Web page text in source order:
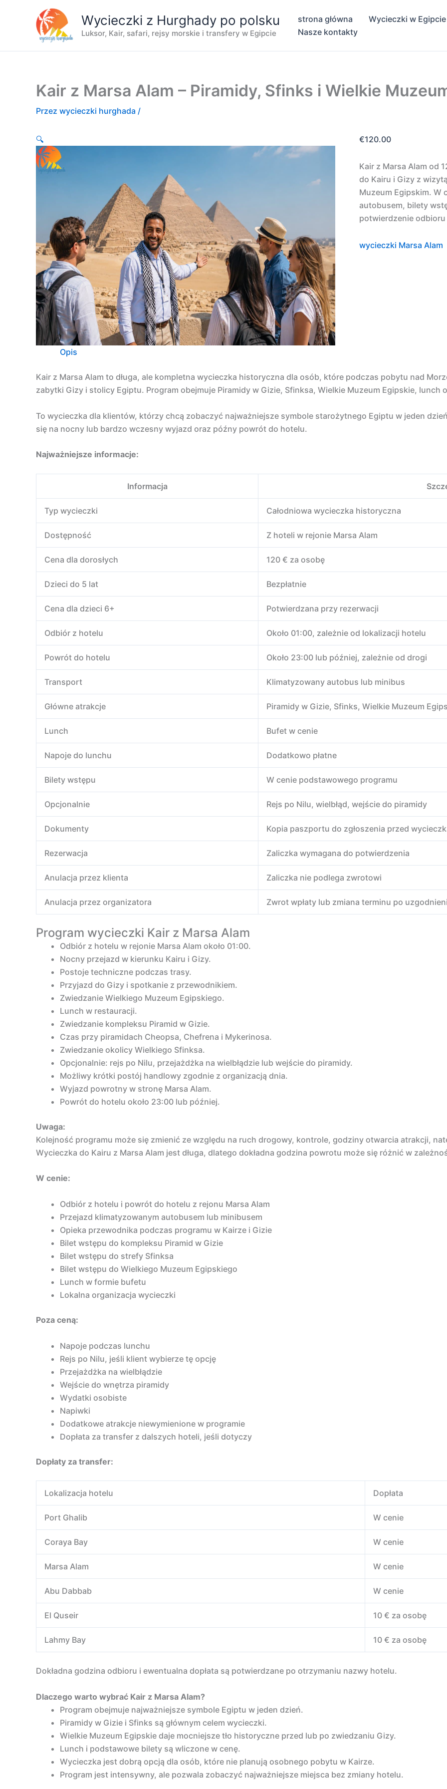
Wycieczki z Hurghady po polsku
Luksor, Kair, safari, rejsy morskie i transfery w Egipcie
strona główna
Wycieczki w Egipcie
Nasze kontakty
Kair z Marsa Alam – Piramidy, Sfinks i Wielkie
Przez wycieczki hurghada /
🔍 €120.00
Kair z Marsa Alam od
do Kairu i Gizy z
Muzeum Egipskim. W
autobusem, bilety
potwierdzenie
wycieczki Marsa Alam
Opis
Kair z Marsa Alam to długa, ale kompletna wycieczka historyczna dla osób, które podczas pobytu nad
zabytki Gizy i stolicy Egiptu. Program obejmuje Piramidy w Gizie, Sfinksa, Wielkie Muzeum Egipskie, lunch
To wycieczka dla klientów, którzy chcą zobaczyć najważniejsze symbole starożytnego Egiptu w jeden
się na nocny lub bardzo wczesny wyjazd oraz późny powrót do hotelu.
Najważniejsze informacje:
Informacja
Typ wycieczki Całodniowa wycieczka historyczna
Dostępność Z hoteli w rejonie Marsa Alam
Cena dla dorosłych 120 € za osobę
Dzieci do 5 lat Bezpłatnie
Cena dla dzieci 6+ Potwierdzana przy rezerwacji
Odbiór z hotelu Około 01:00, zależnie od lokalizacji hotelu
Powrót do hotelu Około 23:00 lub później, zależnie od drogi
Transport Klimatyzowany autobus lub minibus
Główne atrakcje Piramidy w Gizie, Sfinks, Wielkie Muzeum
Lunch Bufet w cenie
Napoje do lunchu Dodatkowo płatne
Bilety wstępu W cenie podstawowego programu
Opcjonalnie Rejs po Nilu, wielbłąd, wejście do piramidy
Dokumenty Kopia paszportu do zgłoszenia przed
Rezerwacja Zaliczka wymagana do potwierdzenia
Anulacja przez klienta Zaliczka nie podlega zwrotowi
Anulacja przez organizatora Zwrot wpłaty lub zmiana terminu po
Program wycieczki Kair z Marsa Alam
Odbiór z hotelu w rejonie Marsa Alam około 01:00.
Nocny przejazd w kierunku Kairu i Gizy.
Postoje techniczne podczas trasy.
Przyjazd do Gizy i spotkanie z przewodnikiem.
Zwiedzanie Wielkiego Muzeum Egipskiego.
Lunch w restauracji.
Zwiedzanie kompleksu Piramid w Gizie.
Czas przy piramidach Cheopsa, Chefrena i Mykerinosa.
Zwiedzanie okolicy Wielkiego Sfinksa.
Opcjonalnie: rejs po Nilu, przejażdżka na wielbłądzie lub wejście do piramidy.
Możliwy krótki postój handlowy zgodnie z organizacją dnia.
Wyjazd powrotny w stronę Marsa Alam.
Powrót do hotelu około 23:00 lub później.
Uwaga:
Kolejność programu może się zmienić ze względu na ruch drogowy, kontrole, godziny otwarcia atrakcji,
Wycieczka do Kairu z Marsa Alam jest długa, dlatego dokładna godzina powrotu może się różnić w
W cenie:
Odbiór z hotelu i powrót do hotelu z rejonu Marsa Alam
Przejazd klimatyzowanym autobusem lub minibusem
Opieka przewodnika podczas programu w Kairze i Gizie
Bilet wstępu do kompleksu Piramid w Gizie
Bilet wstępu do strefy Sfinksa
Bilet wstępu do Wielkiego Muzeum Egipskiego
Lunch w formie bufetu
Lokalna organizacja wycieczki
Poza ceną:
Napoje podczas lunchu
Rejs po Nilu, jeśli klient wybierze tę opcję
Przejażdżka na wielbłądzie
Wejście do wnętrza piramidy
Wydatki osobiste
Napiwki
Dodatkowe atrakcje niewymienione w programie
Dopłata za transfer z dalszych hoteli, jeśli dotyczy
Dopłaty za transfer:
Lokalizacja hotelu Dopłata
Port Ghalib W cenie
Coraya Bay W cenie
Marsa Alam W cenie
Abu Dabbab W cenie
El Quseir 10 € za osobę
Lahmy Bay 10 € za osobę
Dokładna godzina odbioru i ewentualna dopłata są potwierdzane po otrzymaniu nazwy hotelu.
Dlaczego warto wybrać Kair z Marsa Alam?
Program obejmuje najważniejsze symbole Egiptu w jeden dzień.
Piramidy w Gizie i Sfinks są głównym celem wycieczki.
Wielkie Muzeum Egipskie daje mocniejsze tło historyczne przed lub po zwiedzaniu Gizy.
Lunch i podstawowe bilety są wliczone w cenę.
Wycieczka jest dobrą opcją dla osób, które nie planują osobnego pobytu w Kairze.
Program jest intensywny, ale pozwala zobaczyć najważniejsze miejsca bez zmiany hotelu.